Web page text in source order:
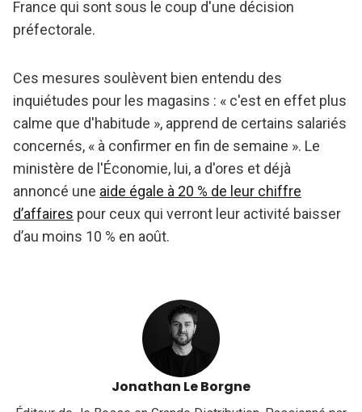
France qui sont sous le coup d'une décision
préfectorale.
Ces mesures soulèvent bien entendu des
inquiétudes pour les magasins : « c'est en effet plus
calme que d'habitude », apprend de certains salariés
concernés, « à confirmer en fin de semaine ». Le
ministère de l'Économie, lui, a d'ores et déjà
annoncé une aide égale à 20 % de leur chiffre
d’affaires pour ceux qui verront leur activité baisser
d’au moins 10 % en août.
Jonathan Le Borgne